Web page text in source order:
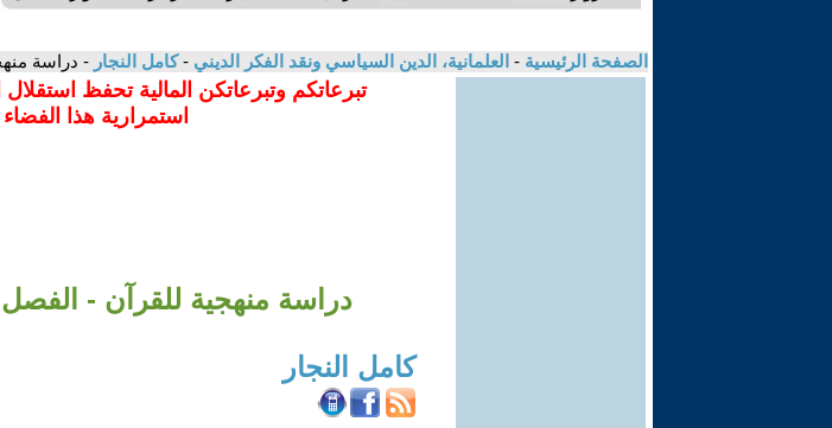
الصفحة الرئيسية - العلمانية، الدين السياسي ونقد الفكر الديني -كامل النجار - دراسة
تبرعاتكم وتبرعاتكن المالية تحفظ
استمرارية هذا
دراسة منهجية للقرآن - الفصل
كامل النجار